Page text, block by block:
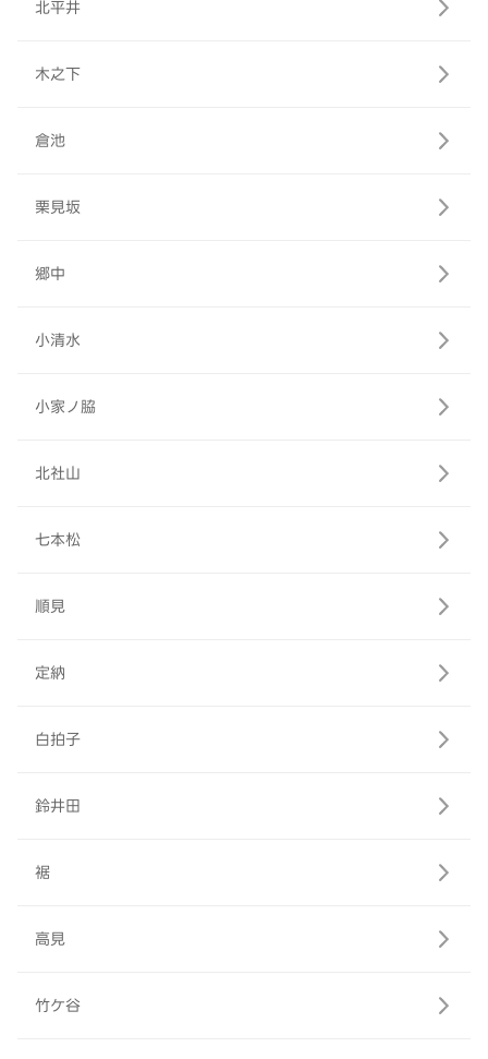
北平井
木之下
倉池
栗見坂
郷中
小清水
小家ノ脇
北社山
七本松
順見
定納
白拍子
鈴井田
裾
高見
竹ケ谷